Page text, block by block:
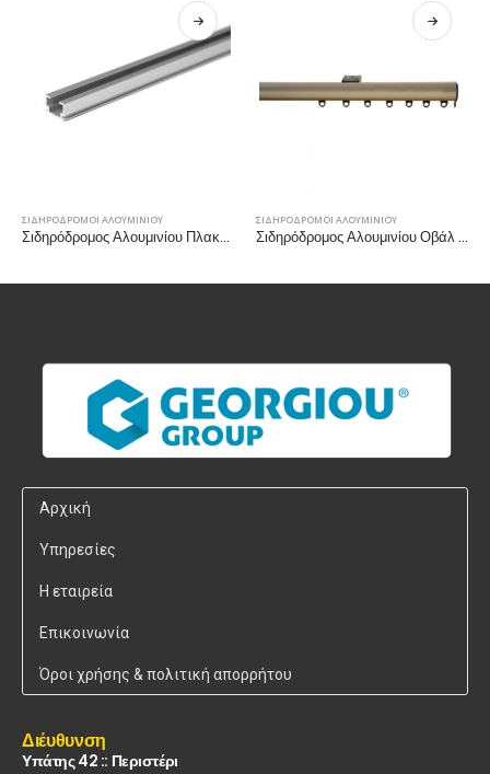
ΣΙΔΗΡΟΔΡΟΜΟΙ ΑΛΟΥΜΙΝΙΟΥ
Σιδηρόδρομος Αλουμινίου Πλακέ Μονός – Νίκελ Ματ
ΣΙΔΗΡΟΔΡΟΜΟΙ ΑΛΟΥΜΙΝΙΟΥ
Σιδηρόδρομος Αλουμινίου Οβάλ Ø23mm – Μπρονζέ
Αρχική
Υπηρεσίες
Η εταιρεία
Επικοινωνία
Όροι χρήσης & πολιτική απορρήτου
Διέυθυνση
Υπάτης 42 :: Περιστέρι